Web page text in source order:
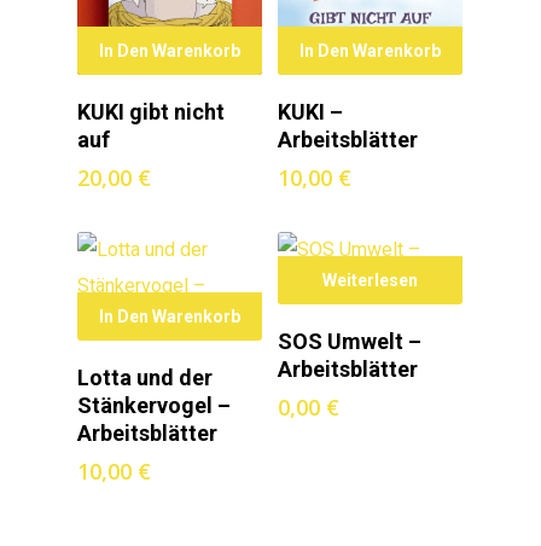
In Den Warenkorb
KUKI gibt nicht
auf
20,00 €
In Den Warenkorb
KUKI –
Arbeitsblätter
10,00 €
In Den Warenkorb
Lotta und der
Stänkervogel –
Arbeitsblätter
10,00 €
Weiterlesen
SOS Umwelt –
Arbeitsblätter
0,00 €